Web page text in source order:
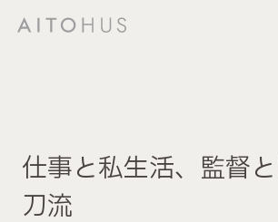
仕事と私生活、監督
刀流